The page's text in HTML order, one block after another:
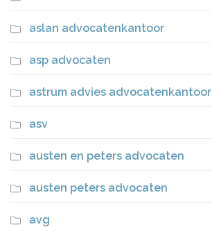
aslan advocatenkantoor
asp advocaten
astrum advies advocatenkantoor
asv
austen en peters advocaten
austen peters advocaten
avg